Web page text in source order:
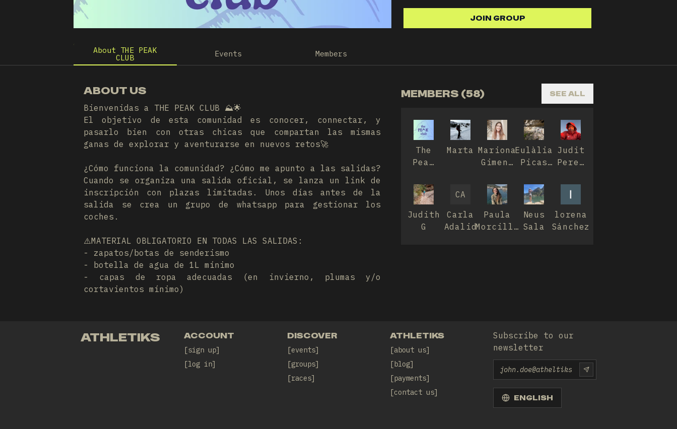
JOIN GROUP
About THE PEAK
CLUB Events Members
ABOUT US
Bienvenidas a THE PEAK CLUB ⛰️🌟
El objetivo de esta comunidad es conocer, connectar, y
pasarlo bien con otras chicas que compartan las mismas
ganas de explorar y aventurarse en nuevos retos🚀
¿Cómo funciona la comunidad? ¿Cómo me apunto a las salidas?
Cuando se organiza una salida oficial, se lanza un link de
inscripción con plazas limitadas. Unos días antes de la
salida se crea un grupo de whatsapp para gestionar los
coches.
⚠️MATERIAL OBLIGATORIO EN TODAS LAS SALIDAS:
- zapatos/botas de senderismo
- botella de agua de 1L mínimo
- capas de ropa adecuadas (en invierno, plumas y/o
cortavientos mínimo)
MEMBERS (58) SEE ALL
The
Peak
Marta Mariona
Gimeno
Eulàlia
Picas
Judit
Perea
Judith
G
CA
Carla
Adalid
Paula
Morcillo
Neus
Sala
lorena
Sánchez
ATHLETIKS ACCOUNT
sign up
log in
DISCOVER
events
groups
races
ATHLETIKS
about us
blog
payments
contact us
Subscribe to our
newsletter
Email
SUBSCRIU-TE-HI
ENGLISH